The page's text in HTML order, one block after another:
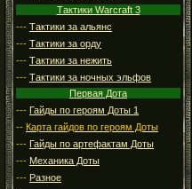
Тактики Warcraft 3
--- Тактики за альянс
--- Тактики за орду
--- Тактики за нежить
--- Тактики за ночных эльфов
Первая Дота
--- Гайды по героям Доты 1
-- Карта гайдов по героям Доты
--- Гайды по артефактам Доты
--- Механика Доты
--- Разное